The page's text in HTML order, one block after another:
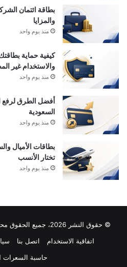
بطاقة ائتمان
والمزايا
منذ يوم واحد
كيفية حماية بطاقتك
والاستخدام غير
منذ يوم واحد
أفضل الطرق لرفع
السعودية
منذ يوم واحد
بطاقات الأميال
تختار الأنسب
منذ يوم واحد
© حقوق النشر 2026، جميع الحقوق محفوظة |
اتفاقية الاستخدام
اتصل بنا
حاسبة السعرات